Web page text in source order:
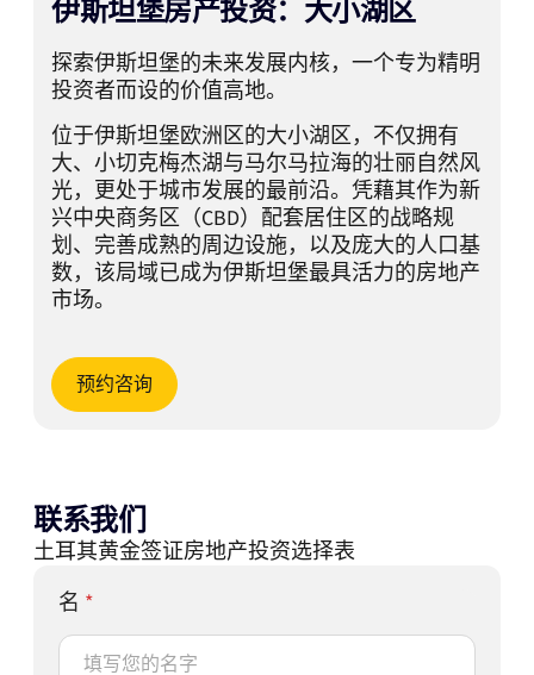
伊斯坦堡房产投资：大小湖区
探索伊斯坦堡的未来发展内核，一个专为精明
投资者而设的价值高地。
位于伊斯坦堡欧洲区的大小湖区，不仅拥有
大、小切克梅杰湖与马尔马拉海的壮丽自然风
光，更处于城市发展的最前沿。凭藉其作为新
兴中央商务区（CBD）配套居住区的战略规
划、完善成熟的周边设施，以及庞大的人口基
数，该局域已成为伊斯坦堡最具活力的房地产
市场。
预约咨询
联系我们
土耳其黄金签证房地产投资选择表
名 *